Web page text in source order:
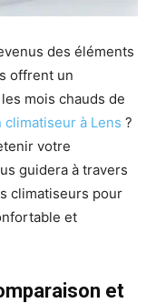
des éléments
offrent un
mois chauds de
climatiseur à Lens ?
votre
guidera à travers
climatiseurs pour
et
et